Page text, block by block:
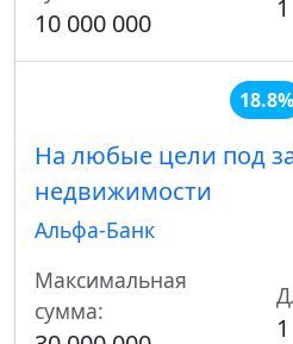
10 000 000
18.8%
На любые цели под
недвижимости
Альфа-Банк
Максимальная
сумма: